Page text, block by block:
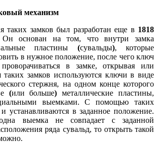
механизм
таких замков был разработан еще в 1818
основан на том, что внутри замка
пластины (сувальды), которые
в нужное положение, после чего ключ
в замке, открывая или
таких замков используются ключи в виде
стержня, на одном конце которого
(или больше)металлические пластины,
выемками. С помощью таких
устанавливаются в заданное положение.
выемка не совпадает с заданной
ряда сувальд, то открыть такой